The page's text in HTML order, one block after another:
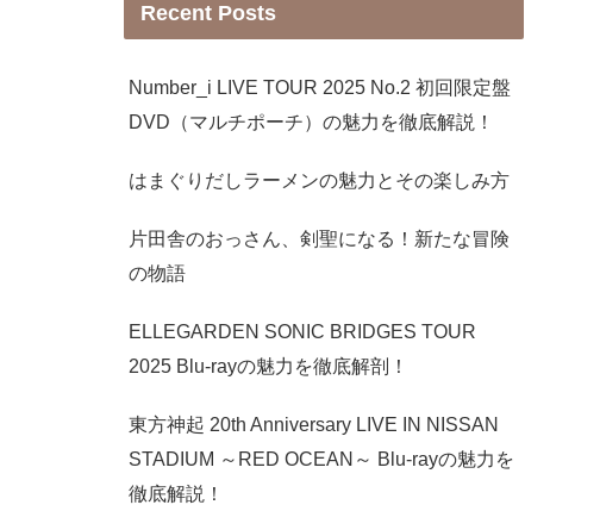
Recent Posts
Number_i LIVE TOUR 2025 No.2 初回限定盤
DVD（マルチポーチ）の魅力を徹底解説！
はまぐりだしラーメンの魅力とその楽しみ方
片田舎のおっさん、剣聖になる！新たな冒険
の物語
ELLEGARDEN SONIC BRIDGES TOUR
2025 Blu-rayの魅力を徹底解剖！
東方神起 20th Anniversary LIVE IN NISSAN
STADIUM ～RED OCEAN～ Blu-rayの魅力を
徹底解説！